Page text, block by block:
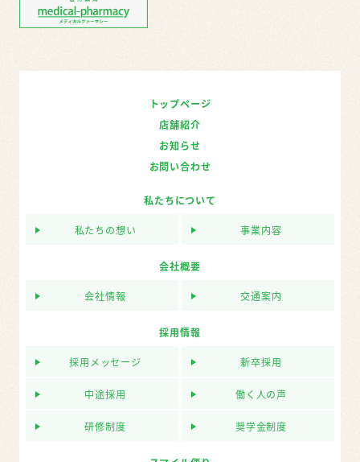
トップページ
店舗紹介
お知らせ
お問い合わせ
私たちについて
私たちの想い 事業内容
会社概要
会社情報 交通案内
採用情報
採用メッセージ 新卒採用
中途採用 働く人の声
研修制度 奨学金制度